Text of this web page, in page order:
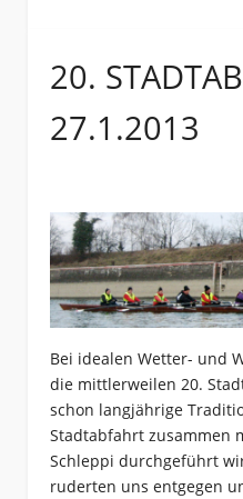
20.
27.1.2013
Bei idealen Wetter- und
die mittlerweilen 20.
schon langjährige
Stadtabfahrt zusammen
Schleppi durchgeführt
ruderten uns entgegen